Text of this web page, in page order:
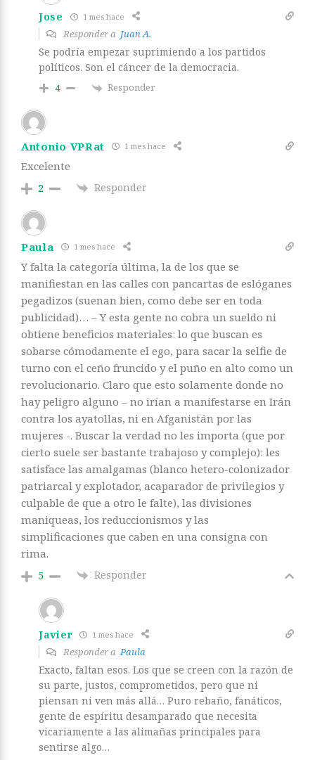
Jose 1 mes hace
Responder a Juan A.
Se podría empezar suprimiendo a los partidos
políticos. Son el cáncer de la democracia.
4 Responder
Antonio VPRat 1 mes hace
Excelente
2 Responder
Paula 1 mes hace
Y falta la categoría última, la de los que se
manifiestan en las calles con pancartas de eslóganes
pegadizos (suenan bien, como debe ser en toda
publicidad)… – Y esta gente no cobra un sueldo ni
obtiene beneficios materiales: lo que buscan es
sobarse cómodamente el ego, para sacar la selfie de
turno con el ceño fruncido y el puño en alto como un
revolucionario. Claro que esto solamente donde no
hay peligro alguno – no irían a manifestarse en Irán
contra los ayatollas, ni en Afganistán por las
mujeres -. Buscar la verdad no les importa (que por
cierto suele ser bastante trabajoso y complejo): les
satisface las amalgamas (blanco hetero-colonizador
patriarcal y explotador, acaparador de privilegios y
culpable de que a otro le falte), las divisiones
maniqueas, los reduccionismos y las
simplificaciones que caben en una consigna con
rima.
5 Responder
Javier 1 mes hace
Responder aPaula
Exacto, faltan esos. Los que se creen con la razón de
su parte, justos, comprometidos, pero que ni
piensan ni ven más allá… Puro rebaño, fanáticos,
gente de espíritu desamparado que necesita
vicariamente a las alimañas principales para
sentirse algo…